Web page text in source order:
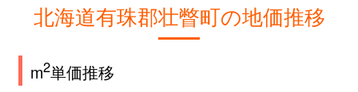
北海道有珠郡壮瞥町の地価推移
m2単価推移